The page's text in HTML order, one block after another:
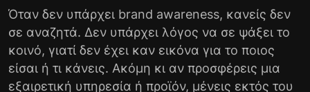
Όταν δεν υπάρχει brand awareness, κανείς δεν
σε αναζητά. Δεν υπάρχει λόγος να σε ψάξει το
κοινό, γιατί δεν έχει καν εικόνα για το ποιος
είσαι ή τι κάνεις. Ακόμη κι αν προσφέρεις μια
εξαιρετική υπηρεσία ή προϊόν, μένεις εκτός του